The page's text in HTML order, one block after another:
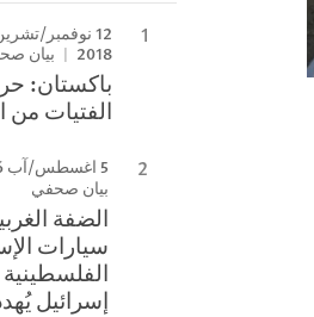
12 نوفمبر/
2018
بيان
باكستان:
الفتيات من
5 اغسطس/آب 2026
بيان صحفي
الضفة
سيارات
إسرائيل